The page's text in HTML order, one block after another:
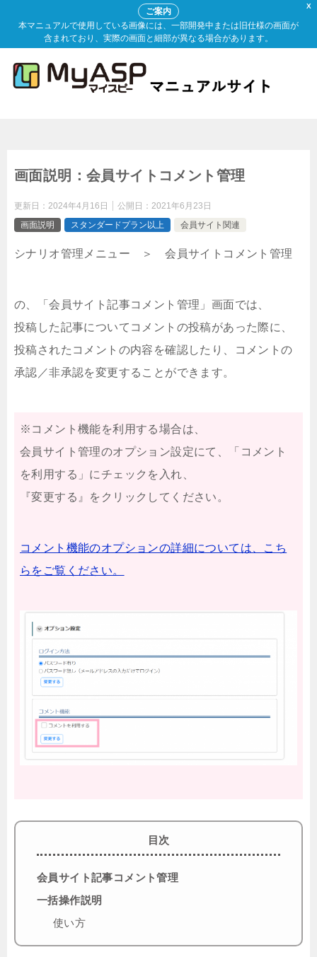
X
ご案内
本マニュアルで使用している画像には、一部開発中または旧仕様の画面が
含まれており、実際の画面と細部が異なる場合があります。
画面説明：会員サイトコメント管理
更新日： 2024年4月16日 公開日： 2021年6月23日
画面説明
スタンダードプラン以上 会員サイト関連
シナリオ管理メニュー ＞ 会員サイトコメント管理
の、「会員サイト記事コメント管理」画面では、
投稿した記事についてコメントの投稿があった際に、
投稿されたコメントの内容を確認したり、コメントの
承認／非承認を変更することができます。
※コメント機能を利用する場合は、
会員サイト管理のオプション設定にて、「コメント
を利用する」にチェックを入れ、
『変更する』をクリックしてください。
コメント機能のオプションの詳細については、こち
らをご覧ください。
目次
会員サイト記事コメント管理
一括操作説明
使い方